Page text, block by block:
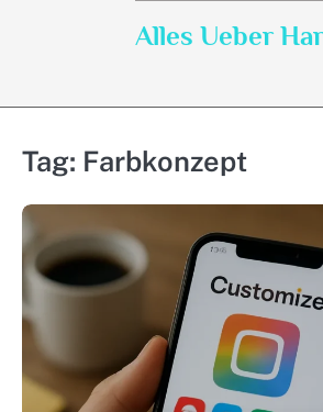
Alles Ueber
Tag: Farbkonzept